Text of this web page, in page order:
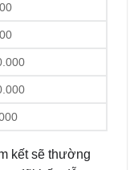
kết sẽ thường